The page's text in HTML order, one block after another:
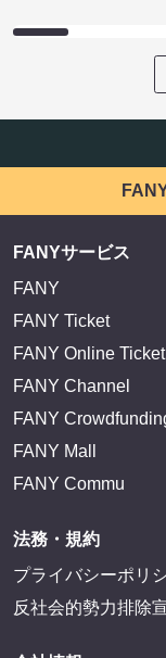
FANYサービス
FANY
FANY Ticket
FANY Online Ticket
FANY Channel
FANY
FANY Mall
FANY Commu
法務・規約
プライバシーポリ
反社会的勢力排除